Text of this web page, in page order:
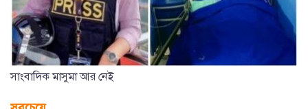
সাংবাদিক মাসুমা আর নেই